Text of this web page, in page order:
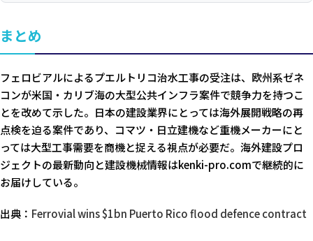
まとめ
フェロビアルによるプエルトリコ治水工事の受注は、欧州系ゼネ
コンが米国・カリブ海の大型公共インフラ案件で競争力を持つこ
とを改めて示した。日本の建設業界にとっては海外展開戦略の再
点検を迫る案件であり、コマツ・日立建機など重機メーカーにと
っては大型工事需要を商機と捉える視点が必要だ。海外建設プロ
ジェクトの最新動向と建設機械情報はkenki-pro.comで継続的に
お届けしている。
出典： Ferrovial wins $1bn Puerto Rico flood defence contract